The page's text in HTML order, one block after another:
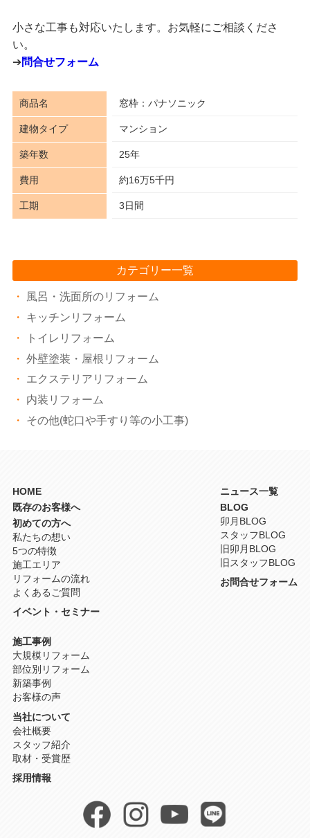
小さな工事も対応いたします。お気軽にご相談くださ
い。
➔問合せフォーム
商品名 窓枠：パナソニック
建物タイプ マンション
築年数 25年
費用 約16万5千円
工期 3日間
カテゴリー一覧
風呂・洗面所のリフォーム
キッチンリフォーム
トイレリフォーム
外壁塗装・屋根リフォーム
エクステリアリフォーム
内装リフォーム
その他(蛇口や手すり等の小工事)
HOME
既存のお客様へ
初めての方へ
私たちの想い
5つの特徴
施工エリア
リフォームの流れ
よくあるご質問
イベント・セミナー
施工事例
大規模リフォーム
部位別リフォーム
新築事例
お客様の声
当社について
会社概要
スタッフ紹介
取材・受賞歴
採用情報
ニュース一覧
BLOG
卯月BLOG
スタッフBLOG
旧卯月BLOG
旧スタッフBLOG
お問合せフォーム